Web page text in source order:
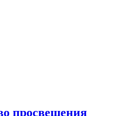
просвещения